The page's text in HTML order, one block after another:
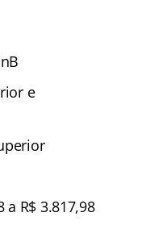
e
a R$ 3.817,98